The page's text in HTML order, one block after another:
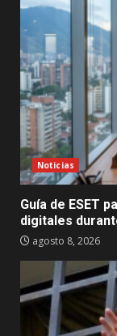
Noticias
Guía de ESET
digitales
agosto 8, 2026